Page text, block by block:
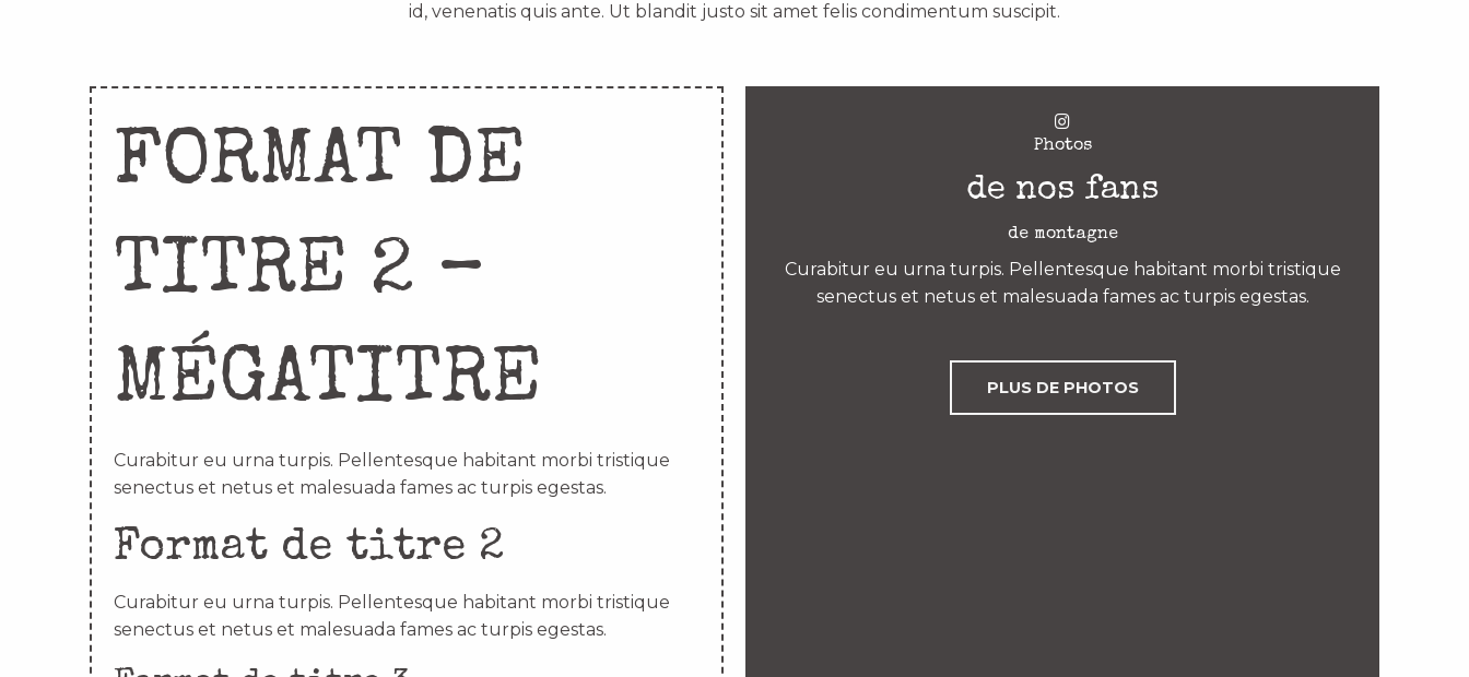
id, venenatis quis ante. Ut blandit justo sit amet felis condimentum suscipit.
FORMAT DE
TITRE 2 –
MÉGATITRE
Curabitur eu urna turpis. Pellentesque habitant morbi tristique
senectus et netus et malesuada fames ac turpis egestas.
Format de titre 2
Curabitur eu urna turpis. Pellentesque habitant morbi tristique
senectus et netus et malesuada fames ac turpis egestas.
Photos
de nos fans
de montagne
Curabitur eu urna turpis. Pellentesque habitant morbi tristique
senectus et netus et malesuada fames ac turpis egestas.
PLUS DE PHOTOS